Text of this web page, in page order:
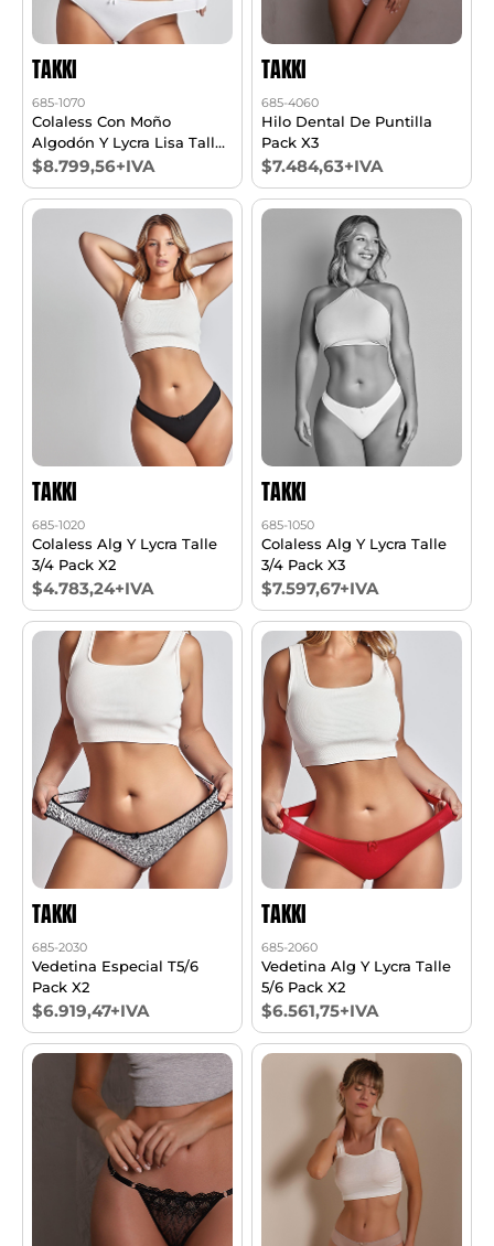
TAKKI
685-1070
Colaless Con Moño
Algodón Y Lycra Lisa Talle
7/8 Pack X3
$8.799,56+IVA
TAKKI
685-4060
Hilo Dental De Puntilla
Pack X3
$7.484,63+IVA
TAKKI
685-1020
Colaless Alg Y Lycra Talle
3/4 Pack X2
$4.783,24+IVA
TAKKI
685-1050
Colaless Alg Y Lycra Talle
3/4 Pack X3
$7.597,67+IVA
TAKKI
685-2030
Vedetina Especial T5/6
Pack X2
$6.919,47+IVA
TAKKI
685-2060
Vedetina Alg Y Lycra Talle
5/6 Pack X2
$6.561,75+IVA